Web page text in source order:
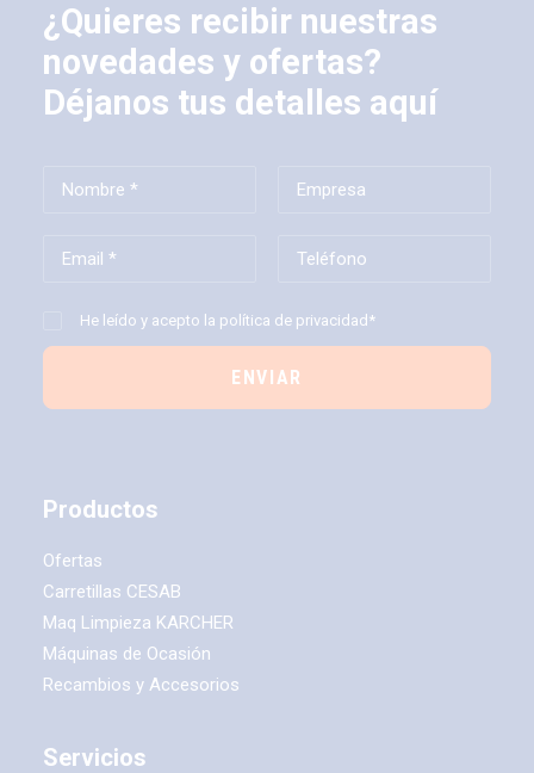
¿Quieres recibir nuestras
novedades y ofertas?
Déjanos tus detalles aquí
He leído y acepto la política de privacidad*
Productos
Ofertas
Carretillas CESAB
Maq Limpieza KARCHER
Máquinas de Ocasión
Recambios y Accesorios
Servicios